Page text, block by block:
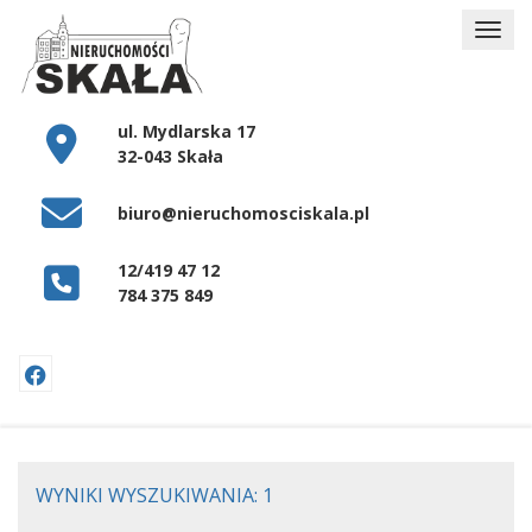
ul. Mydlarska 17
32-043 Skała
biuro@nieruchomosciskala.pl
12/419 47 12
784 375 849
WYNIKI WYSZUKIWANIA: 1